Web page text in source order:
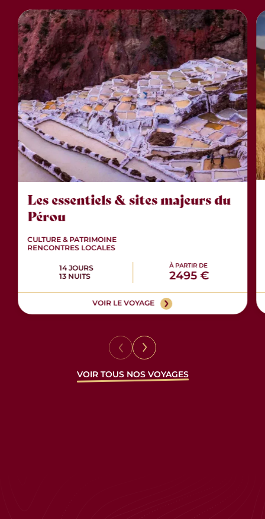
Les essentiels & sites majeurs du
Pérou
CULTURE & PATRIMOINE
RENCONTRES LOCALES
14 JOURS
13 NUITS
À PARTIR DE
2495 €
VOIR LE VOYAGE
VOIR TOUS NOS VOYAGES